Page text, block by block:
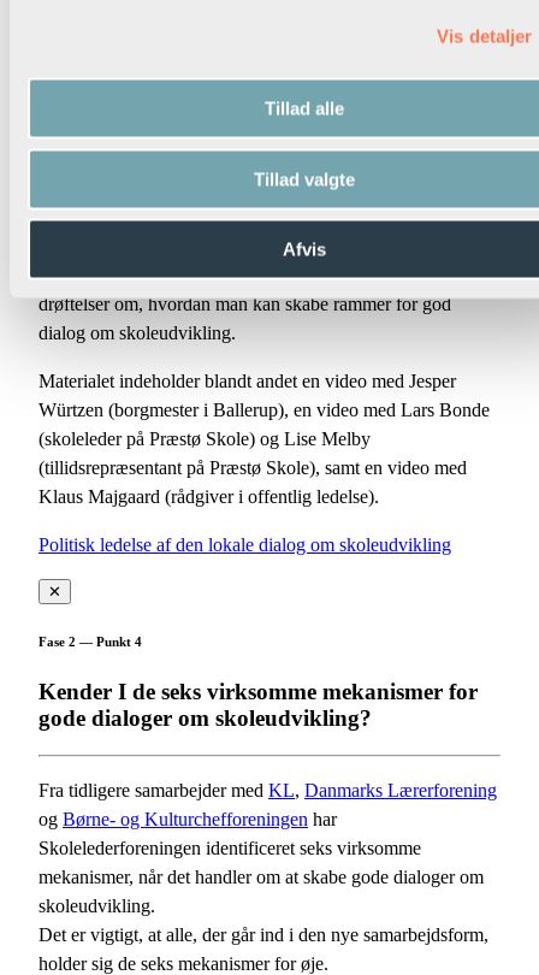
Vis detaljer
Tillad alle
Tillad valgte
Afvis
Sådan har de gjort i Randers
Beskrivelse af case fra Randers
Materiale udviklet af parterne i fællesskab
Skolelederforeningen har i samarbejde medDanmarks
Børne- og Kulturchefforeningen
udviklet et materiale, der kan inspirere lokalpolitikerne til
drøftelser om, hvordan man kan skabe rammer for god
dialog om skoleudvikling.
Materialet indeholder blandt andet en video med Jesper
Würtzen (borgmester i Ballerup), en video med Lars Bonde
(skoleleder på Præstø Skole) og Lise Melby
(tillidsrepræsentant på Præstø Skole), samt en video med
Klaus Majgaard (rådgiver i offentlig ledelse).
Politisk ledelse af den lokale dialog om skoleudvikling
✕
Fase 2 — Punkt 4
Kender I de seks virksomme mekanismer for
gode dialoger om skoleudvikling?
Fra tidligere samarbejder med KL, Danmarks Lærerforening
og Børne- og Kulturchefforeningen har
Skolelederforeningen identificeret seks virksomme
mekanismer, når det handler om at skabe gode dialoger om
skoleudvikling.
Det er vigtigt, at alle, der går ind i den nye samarbejdsform,
holder sig de seks mekanismer for øje.